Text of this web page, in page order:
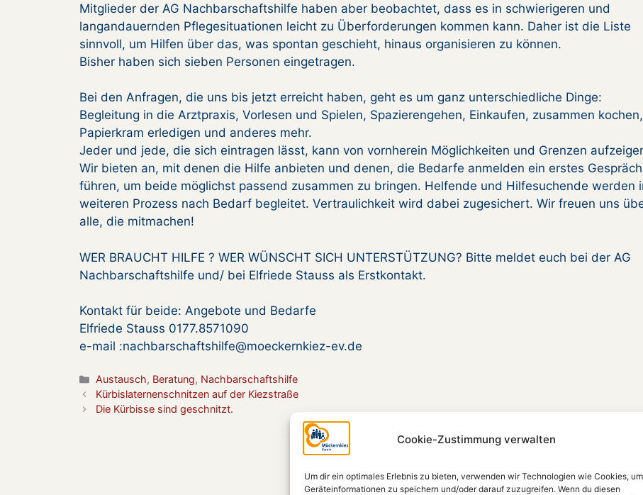
Cookie-Zustimmung verwalten
Um dir ein optimales Erlebnis zu bieten, verwenden wir Technologien wie Cookies, um
Geräteinformationen zu speichern und/oder darauf zuzugreifen. Wenn du diesen
Mitglieder der AG Nachbarschaftshilfe haben aber beobachtet, dass es in schwierigeren und
langandauernden Pflegesituationen leicht zu Überforderungen kommen kann. Daher ist die Liste
sinnvoll, um Hilfen über das, was spontan geschieht, hinaus organisieren zu können.
Bisher haben sich sieben Personen eingetragen.
Bei den Anfragen, die uns bis jetzt erreicht haben, geht es um ganz unterschiedliche Dinge:
Begleitung in die Arztpraxis, Vorlesen und Spielen, Spazierengehen, Einkaufen, zusammen kochen,
Papierkram erledigen und anderes mehr.
Jeder und jede, die sich eintragen lässt, kann von vornherein Möglichkeiten und Grenzen
Wir bieten an, mit denen die Hilfe anbieten und denen, die Bedarfe anmelden ein erstes
führen, um beide möglichst passend zusammen zu bringen. Helfende und Hilfesuchende werden
weiteren Prozess nach Bedarf begleitet. Vertraulichkeit wird dabei zugesichert. Wir freuen uns
alle, die mitmachen!
WER BRAUCHT HILFE ? WER WÜNSCHT SICH UNTERSTÜTZUNG? Bitte meldet euch bei der AG
Nachbarschaftshilfe und/ bei Elfriede Stauss als Erstkontakt.
Kontakt für beide: Angebote und Bedarfe
Elfriede Stauss 0177.8571090
e-mail :nachbarschaftshilfe@moeckernkiez-ev.de
Kategorien
Austausch, Beratung, Nachbarschaftshilfe
Kürbislaternenschnitzen auf der Kiezstraße
Die Kürbisse sind geschnitzt.